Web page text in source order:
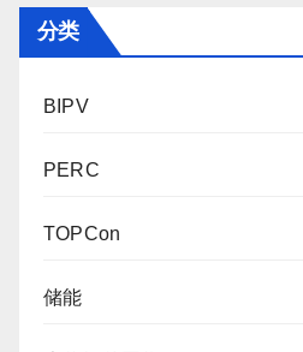
分类
BIPV
PERC
TOPCon
储能